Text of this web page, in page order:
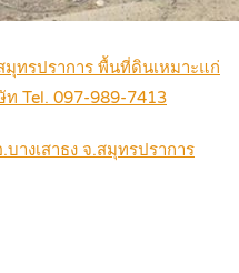
มุทรปราการ พื้นที่ดินเหมาะแก่
ท Tel. 097-989-7413
างเสาธง จ.สมุทรปราการ